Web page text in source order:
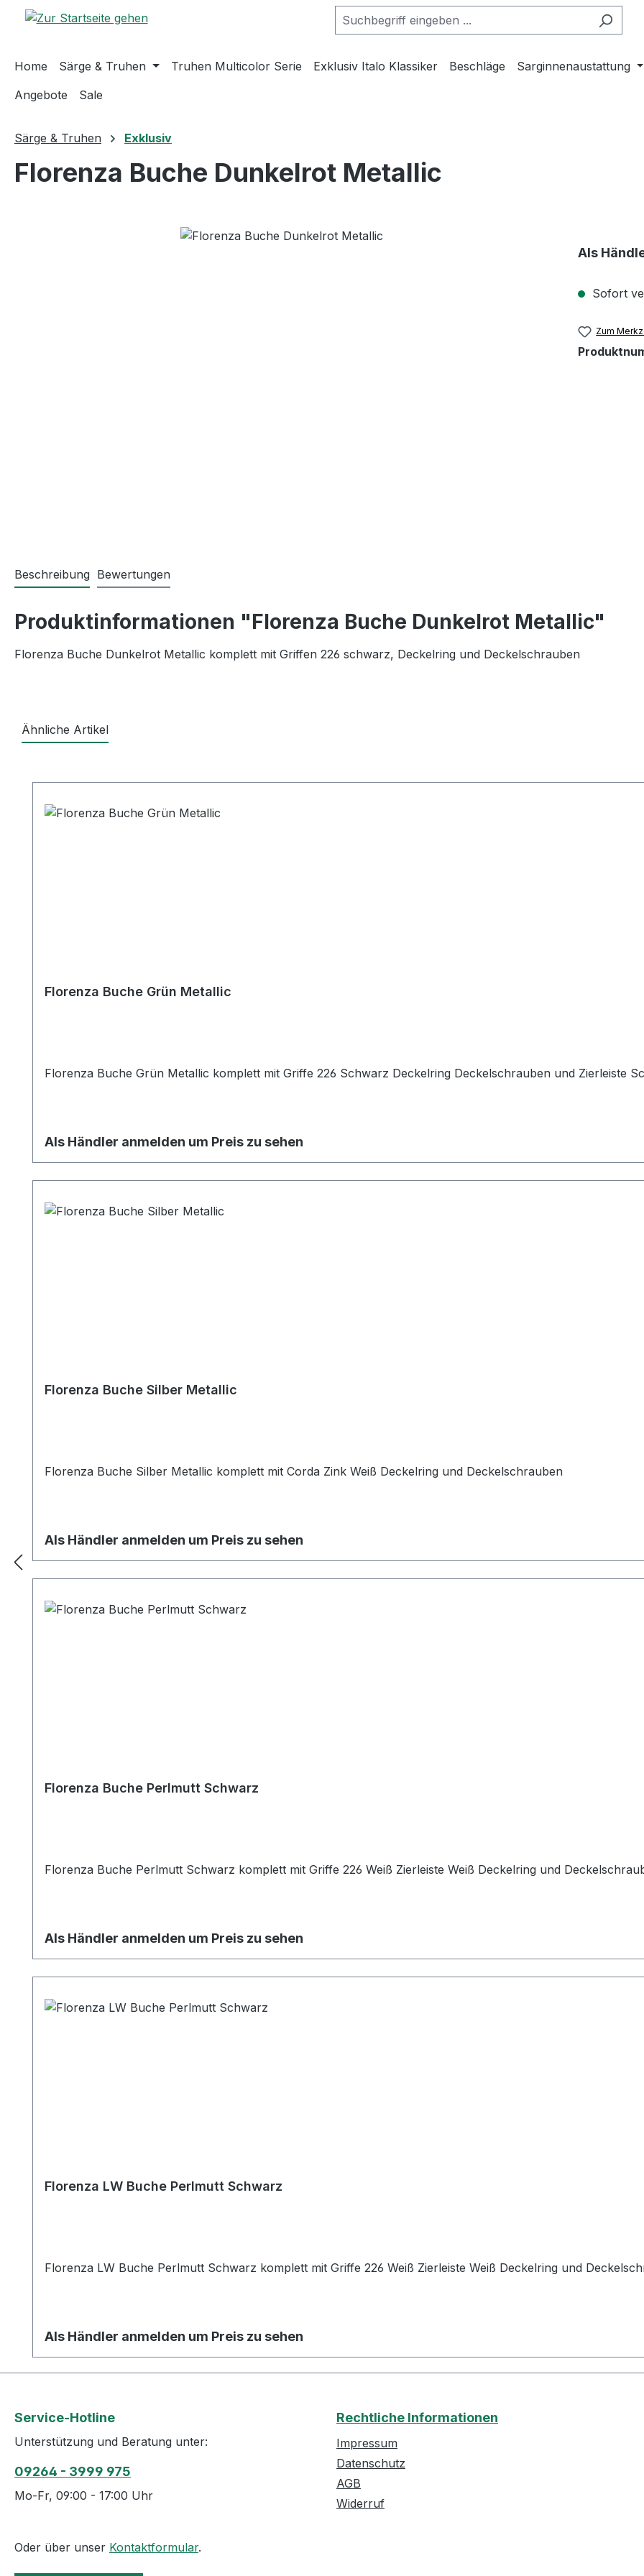
Hauptinhalt springen
Zur Suche springen
Zur Hauptnavigation springen
Home Särge & Truhen Truhen Multicolor Serie Exklusiv Italo Klassiker Beschläge
Sarginnenaustattung
Angebote
Sale
Särge & Truhen Exklusiv
Florenza Buche Dunkelrot Metallic
Als
Sofort
Zum
Beschreibung Bewertungen
Produktinformationen "Florenza Buche Dunkelrot Metallic"
Florenza Buche Dunkelrot Metallic komplett mit Griffen 226 schwarz, Deckelring und Deckelschrauben
Ähnliche Artikel
Florenza Buche Grün Metallic
Florenza Buche Grün Metallic komplett mit Griffe 226 Schwarz Deckelring Deckelschrauben und Zierleiste
Als Händler anmelden um Preis zu sehen
Florenza Buche Silber Metallic
Florenza Buche Silber Metallic komplett mit Corda Zink Weiß Deckelring und Deckelschrauben
Als Händler anmelden um Preis zu sehen
Florenza Buche Perlmutt Schwarz
Florenza Buche Perlmutt Schwarz komplett mit Griffe 226 Weiß Zierleiste Weiß Deckelring und
Als Händler anmelden um Preis zu sehen
Florenza LW Buche Perlmutt Schwarz
Florenza LW Buche Perlmutt Schwarz komplett mit Griffe 226 Weiß Zierleiste Weiß Deckelring und
Als Händler anmelden um Preis zu sehen
Service-Hotline
Unterstützung und Beratung unter:
09264 - 3999 975
Mo-Fr, 09:00 - 17:00 Uhr
Oder über unser Kontaktformular.
Rechtliche Informationen
Impressum
Datenschutz
AGB
Widerruf